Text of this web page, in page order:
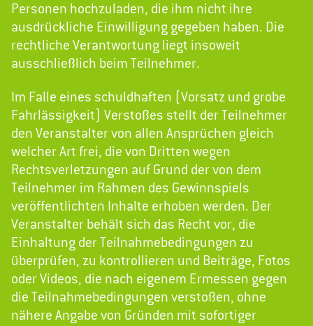
Personen hochzuladen, die ihm nicht ihre
ausdrückliche Einwilligung gegeben haben. Die
rechtliche Verantwortung liegt insoweit
ausschließlich beim Teilnehmer.
Im Falle eines schuldhaften (Vorsatz und grobe
Fahrlässigkeit) Verstoßes stellt der Teilnehmer
den Veranstalter von allen Ansprüchen gleich
welcher Art frei, die von Dritten wegen
Rechtsverletzungen auf Grund der von dem
Teilnehmer im Rahmen des Gewinnspiels
veröffentlichten Inhalte erhoben werden. Der
Veranstalter behält sich das Recht vor, die
Einhaltung der Teilnahmebedingungen zu
überprüfen, zu kontrollieren und Beiträge, Fotos
oder Videos, die nach eigenem Ermessen gegen
die Teilnahmebedingungen verstoßen, ohne
nähere Angabe von Gründen mit sofortiger